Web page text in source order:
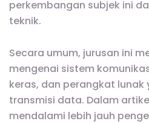
perkembangan subjek ini
teknik.
Secara umum, jurusan ini
mengenai sistem
keras, dan perangkat
transmisi data. Dalam
mendalami lebih jauh